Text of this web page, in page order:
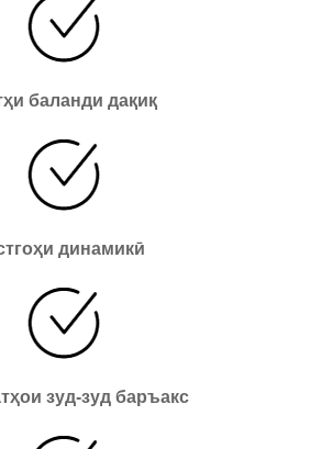
баланди дақиқ
динамикӣ
зуд-зуд баръакс